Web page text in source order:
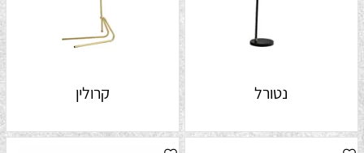
נטורל קרולין